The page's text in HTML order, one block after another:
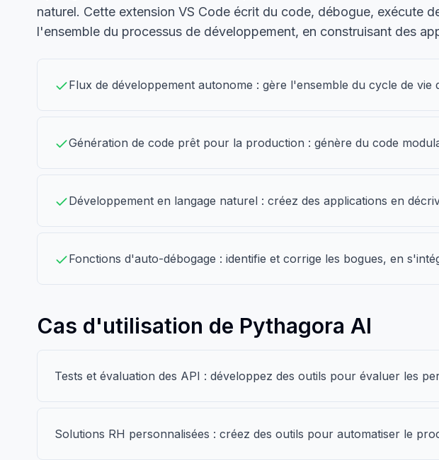
naturel. Cette extension VS Code écrit du code, débogue, exécute
l'ensemble du processus de développement, en construisant des
Flux de développement autonome : gère l'ensemble du cycle de vie
Génération de code prêt pour la production : génère du code
Développement en langage naturel : créez des applications en
Fonctions d'auto-débogage : identifie et corrige les bogues, en
Cas d'utilisation de Pythagora AI
Tests et évaluation des API : développez des outils pour évaluer les
Solutions RH personnalisées : créez des outils pour automatiser le